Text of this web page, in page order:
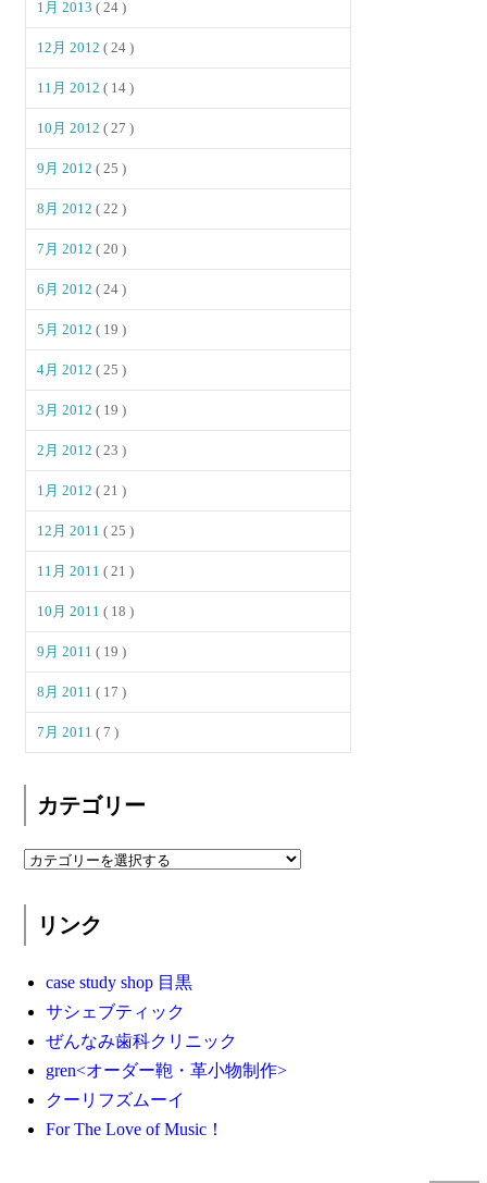
1月 2013( 24 )
12月 2012( 24 )
11月 2012( 14 )
10月 2012( 27 )
9月 2012( 25 )
8月 2012( 22 )
7月 2012( 20 )
6月 2012( 24 )
5月 2012( 19 )
4月 2012( 25 )
3月 2012( 19 )
2月 2012( 23 )
1月 2012( 21 )
12月 2011( 25 )
11月 2011( 21 )
10月 2011( 18 )
9月 2011( 19 )
8月 2011( 17 )
7月 2011( 7 )
カテゴリー
リンク
case study shop 目黒
サシェブティック
ぜんなみ歯科クリニック
gren<オーダー鞄・革小物制作>
クーリフズムーイ
For The Love of Music！